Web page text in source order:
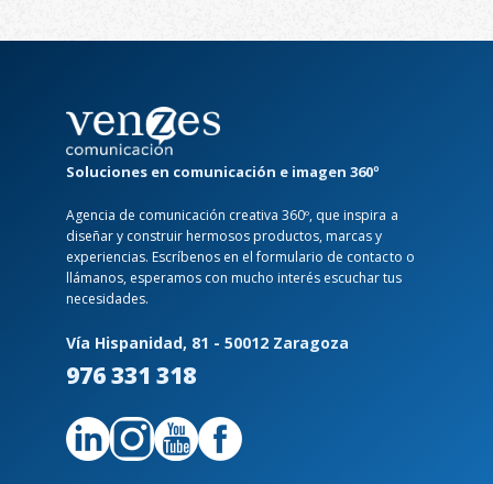
pueden
página
producto
elegir
la
página
de
Soluciones en comunicación e imagen 360º
Agencia de comunicación creativa 360º, que inspira a
diseñar y construir hermosos productos, marcas y
experiencias. Escríbenos en el formulario de contacto o
llámanos, esperamos con mucho interés escuchar tus
necesidades.
Vía Hispanidad, 81 - 50012 Zaragoza
976 331 318